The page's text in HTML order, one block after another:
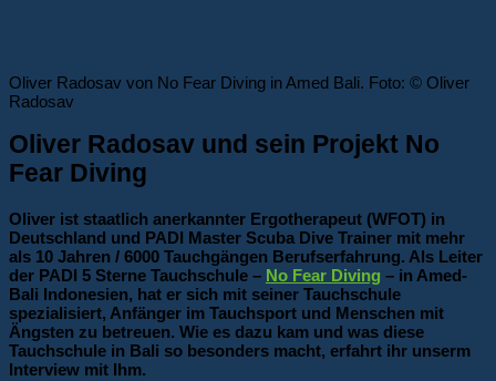
Oliver Radosav von No Fear Diving in Amed Bali. Foto: © Oliver
Radosav
Oliver Radosav und sein Projekt No
Fear Diving
Oliver ist staatlich anerkannter Ergotherapeut (WFOT) in
Deutschland und PADI Master Scuba Dive Trainer mit mehr
als 10 Jahren / 6000 Tauchgängen Berufserfahrung. Als Leiter
der PADI 5 Sterne Tauchschule – No Fear Diving – in Amed-
Bali Indonesien, hat er sich mit seiner Tauchschule
spezialisiert, Anfänger im Tauchsport und Menschen mit
Ängsten zu betreuen. Wie es dazu kam und was diese
Tauchschule in Bali so besonders macht, erfahrt ihr unserm
Interview mit Ihm.